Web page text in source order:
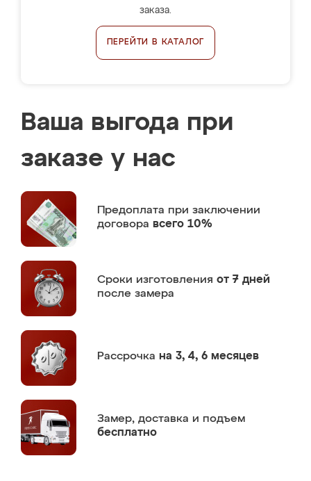
заказа.
ПЕРЕЙТИ В КАТАЛОГ
Ваша выгода при
заказе у нас
Предоплата при заключении
договора всего 10%
Сроки изготовления от 7 дней
после замера
Рассрочка на 3, 4, 6 месяцев
Замер, доставка и подъем
бесплатно